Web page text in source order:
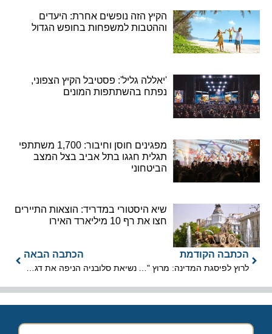
הקיץ הזה נופשים אחרת: היעדים
וההטבות למשפחות בחופש הגדול
'יאללה גליל': פסטיבל הקיץ הצפוני,
נפתח בהשתתפות המונים
מפגינים חוסן וחיבור: 1,700 משתתפי
תגלית חגגו בתל אביב בצל המצב
הביטחוני
שיא היסטורי במדריד: הוצאות התיירים
חצו את רף 10 מיליארד האירו
הכתבה הקודמת הכתבה הבאה